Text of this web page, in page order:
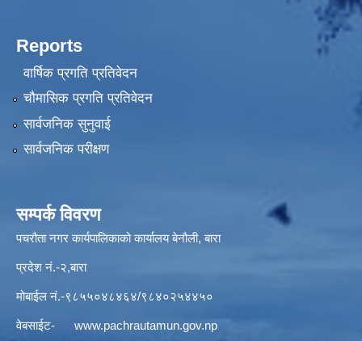
Reports
वार्षिक प्रगति प्रतिवेदन
चौमासिक प्रगति प्रतिवेदन
सार्वजनिक सुनुवाई
सार्वजनिक परीक्षण
सम्पर्क विवरण
पचरौता नगर कार्यपालिकाको कार्यालय बेनौली, बारा
प्रदेश नं.-२,बारा
मोबाईल नं.-९८५५०४८४६४/९८४०२५४४५०
वेबसाईट- www.pachrautamun.gov.np